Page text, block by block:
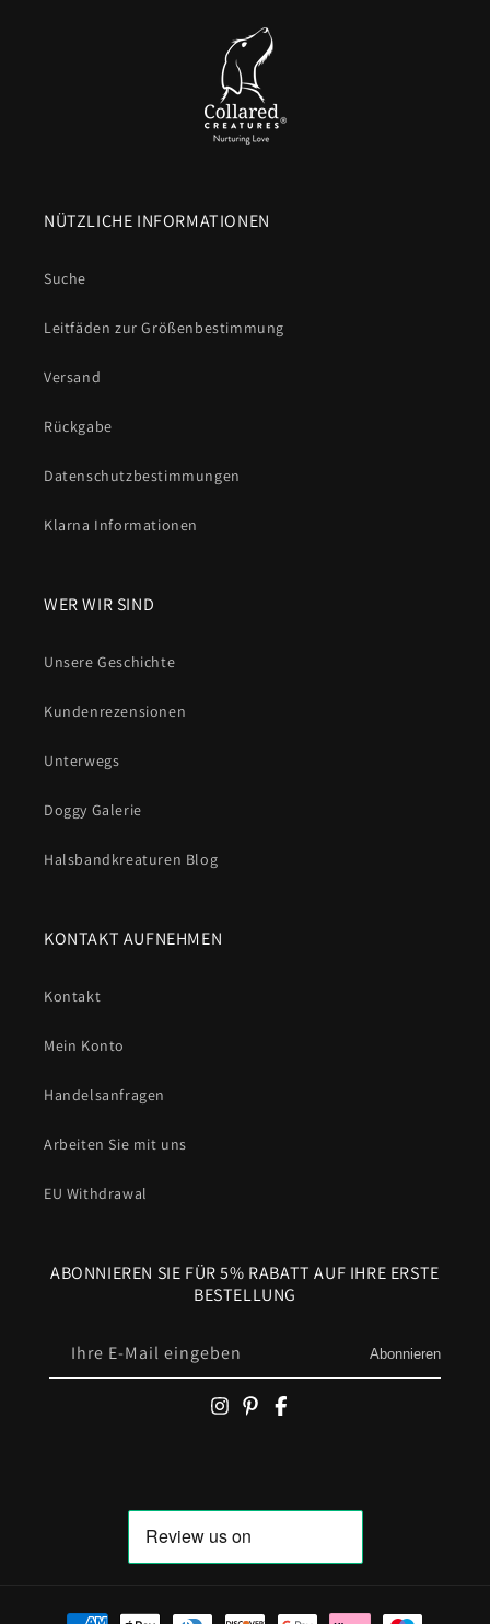
NÜTZLICHE INFORMATIONEN
Suche
Leitfäden zur Größenbestimmung
Versand
Rückgabe
Datenschutzbestimmungen
Klarna Informationen
WER WIR SIND
Unsere Geschichte
Kundenrezensionen
Unterwegs
Doggy Galerie
Halsbandkreaturen Blog
KONTAKT AUFNEHMEN
Kontakt
Mein Konto
Handelsanfragen
Arbeiten Sie mit uns
EU Withdrawal
ABONNIEREN SIE FÜR 5% RABATT AUF IHRE ERSTE
BESTELLUNG
Ihre E-Mail eingeben Abonnieren
Zahlungsmöglichkeiten